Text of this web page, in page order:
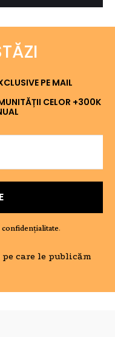
PE MAIL
CELOR +300K
confidențialitate.
care le publicăm